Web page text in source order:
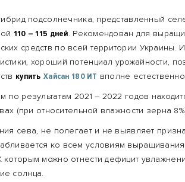
подсолнечника, представленный
110 – 115 дней. Рекомендован для
средств по всей территории Украины.
хороший потенциал урожайности,
купить Хайсан 180 ИТ вполне
результатам 2021 – 2022 годов
(при относительной влажности зерна
сева, не полегает и не выявляет
ко всем условиям
можно отнести дефицит
солнца.